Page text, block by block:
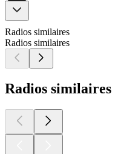
Radios similaires
Radios similaires
Radios similaires